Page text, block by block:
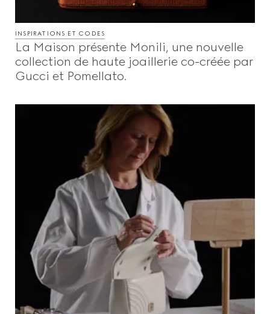
INSPIRATIONS ET CODES
La Maison présente Monili, une nouvelle
collection de haute joaillerie co-créée par
Gucci et Pomellato.